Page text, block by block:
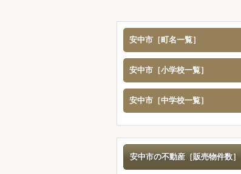
安中市［町名一覧］
安中市［小学校一覧］
安中市［中学校一覧］
安中市の不動産［販売物件数］